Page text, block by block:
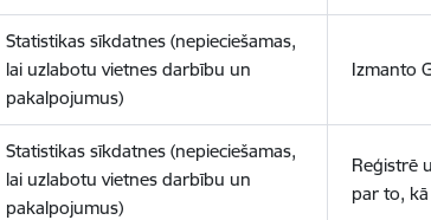
Statistikas sīkdatnes (nepieciešamas,
lai uzlabotu vietnes darbību un
pakalpojumus)
Izmanto
Statistikas sīkdatnes (nepieciešamas,
lai uzlabotu vietnes darbību un
pakalpojumus)
Reģistrē
par to,